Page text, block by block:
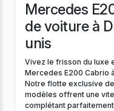
Mercedes
de voiture à
unis
Vivez le frisson du luxe
Mercedes E200 Cabrio
Notre flotte exclusive
modèles offrent une
complétant